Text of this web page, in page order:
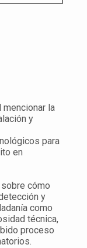
mencionar la
y
para
en
cómo
y
como
técnica,
proceso